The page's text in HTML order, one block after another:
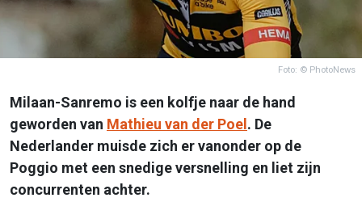
Foto: © PhotoNews
Milaan-Sanremo is een kolfje naar de hand
geworden van Mathieu van der Poel. De
Nederlander muisde zich er vanonder op de
Poggio met een snedige versnelling en liet zijn
concurrenten achter.